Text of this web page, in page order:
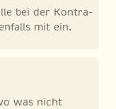
bei der Kontra-
mit ein.
was nicht